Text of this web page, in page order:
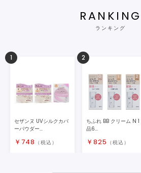
RANKING
ランキング
1
セザンヌ UVシルクカバ
ーパウダー...
￥ 748 （税込）
2
ちふれ BB クリーム N 1
品6...
￥ 825 （税込）